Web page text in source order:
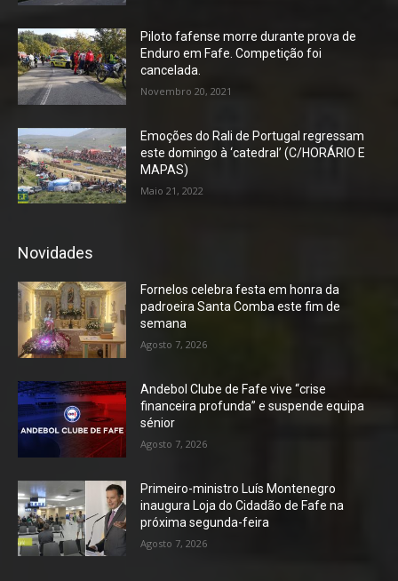
Piloto fafense morre durante prova de
Enduro em Fafe. Competição foi
cancelada.
Novembro 20, 2021
Emoções do Rali de Portugal regressam
este domingo à ‘catedral’ (C/HORÁRIO E
MAPAS)
Maio 21, 2022
Novidades
Fornelos celebra festa em honra da
padroeira Santa Comba este fim de
semana
Agosto 7, 2026
Andebol Clube de Fafe vive “crise
financeira profunda” e suspende equipa
sénior
Agosto 7, 2026
Primeiro-ministro Luís Montenegro
inaugura Loja do Cidadão de Fafe na
próxima segunda-feira
Agosto 7, 2026